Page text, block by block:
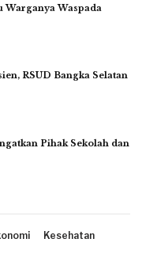
Waspada
RSUD Bangka Selatan
Pihak Sekolah dan
Kesehatan